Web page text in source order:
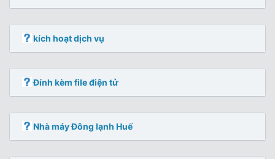
kích hoạt dịch vụ
Đính kèm file điện tử
Nhà máy Đông lạnh Huế